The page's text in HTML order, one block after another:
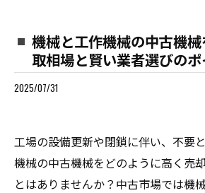
機械と工作機械の中古機
取相場と賢い業者選びのポ
2025/07/31
工場の設備更新や閉鎖に伴い、不要
機械の中古機械をどのように高く売
とはありませんか？中古市場では機